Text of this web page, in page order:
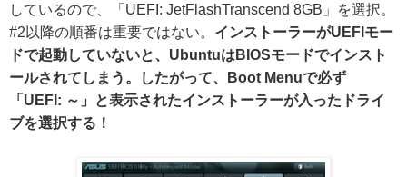
しているので、「UEFI: JetFlashTranscend 8GB」を選択。
#2以降の順番は重要ではない。 インストーラーがUEFIモー
ドで起動していないと、UbuntuはBIOSモードでインスト
ールされてしまう。したがって、Boot Menuで必ず
「UEFI: ～」と表示されたインストーラーが入ったドライ
ブを選択する！